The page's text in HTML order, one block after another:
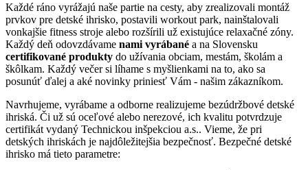
Každé ráno vyrážajú naše partie na cesty, aby zrealizovali montáž
prvkov pre detské ihrisko, postavili workout park, nainštalovali
vonkajšie fitness stroje alebo rozšírili už existujúce relaxačné zóny.
Každý deň odovzdávame nami vyrábané a na Slovensku
certifikované produkty do užívania obciam, mestám, školám a
škôlkam. Každý večer si líhame s myšlienkami na to, ako sa
posunúť ďalej a aké novinky priniesť Vám - našim zákazníkom.
Navrhujeme, vyrábame a odborne realizujeme bezúdržbové detské
ihriská. Či už sú oceľové alebo nerezové, ich kvalitu potvrdzuje
certifikát vydaný Technickou inšpekciou a.s.. Vieme, že pri
detských ihriskách je najdôležitejšia bezpečnosť. Bezpečné detské
ihrisko má tieto parametre: